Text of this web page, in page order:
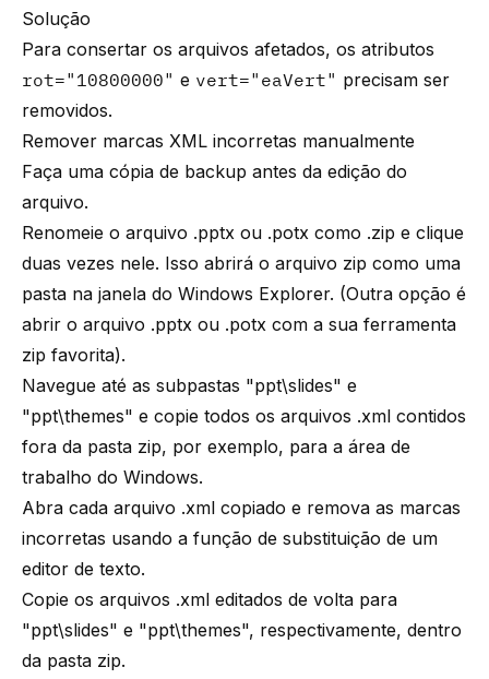
Solução
Para consertar os arquivos afetados, os atributos
rot="10800000" e vert="eaVert" precisam ser
removidos.
Remover marcas XML incorretas manualmente
Faça uma cópia de backup antes da edição do
arquivo.
Renomeie o arquivo .pptx ou .potx como .zip e clique
duas vezes nele. Isso abrirá o arquivo zip como uma
pasta na janela do Windows Explorer. (Outra opção é
abrir o arquivo .pptx ou .potx com a sua ferramenta
zip favorita).
Navegue até as subpastas "ppt\slides" e
"ppt\themes" e copie todos os arquivos .xml contidos
fora da pasta zip, por exemplo, para a área de
trabalho do Windows.
Abra cada arquivo .xml copiado e remova as marcas
incorretas usando a função de substituição de um
editor de texto.
Copie os arquivos .xml editados de volta para
"ppt\slides" e "ppt\themes", respectivamente, dentro
da pasta zip.